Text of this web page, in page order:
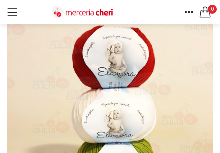
0
ACCEDI REGISTRATI
Accessori Design (56)
Accessori merceria (94)
Cesti portalavoro (8)
Bottoni Vintage (204)